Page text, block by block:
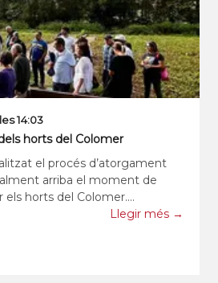
14:03
horts del Colomer
el procés d’atorgament
arriba el moment de
els horts del Colomer.
celebrat al juliol vaLlegir més →